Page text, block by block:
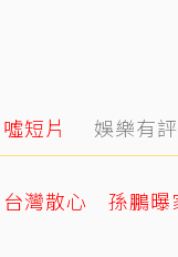
噓短片 娛樂有評